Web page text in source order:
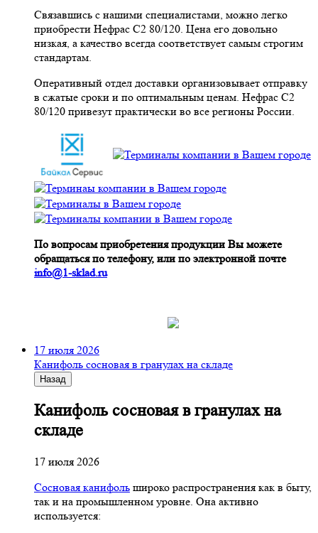
Связавшись с нашими специалистами, можно легко
приобрести Нефрас С2 80/120. Цена его довольно
низкая, а качество всегда соответствует самым строгим
стандартам.
Оперативный отдел доставки организовывает отправку
в сжатые сроки и по оптимальным ценам. Нефрас С2
80/120 привезут практически во все регионы России.
По вопросам приобретения продукции Вы можете
обращаться по телефону, или по электронной почте
info@1-sklad.ru
17 июля 2026
Канифоль сосновая в гранулах на складе
Назад
Канифоль сосновая в гранулах на
складе
17 июля 2026
Сосновая канифоль широко распространения как в быту,
так и на промышленном уровне. Она активно
используется: